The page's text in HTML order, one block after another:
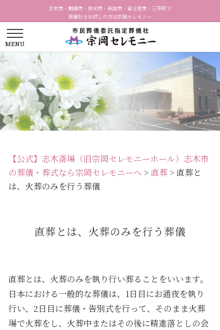
志木市・朝霞市・和光市・新座市・富士見市・三芳町で
葬儀社をお探しの方は宗岡セレモニー
【公式】志木斎場（旧宗岡セレモニーホール）志木市
の葬儀・葬式なら宗岡セレモニーへ > 直葬 > 直葬と
は、火葬のみを行う葬儀
直葬とは、火葬のみを行う葬儀
直葬とは、火葬のみを執り行い葬ることをいいます。
日本における一般的な葬儀は、1日目にお通夜を執り
行い、2日目に葬儀・告別式を行って、そのまま火葬
場で火葬をし、火葬中またはその後に精進落としの会